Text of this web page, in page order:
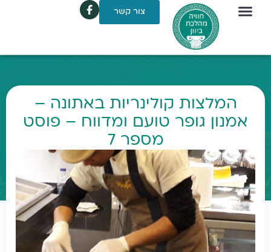
צור קשר
המלצות קולינריות באתונה –
אמנון גופר טועם ומדווח – פוסט
מספר 7